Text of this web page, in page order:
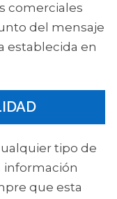
comerciales
del mensaje
establecida en
tipo de
información
que esta